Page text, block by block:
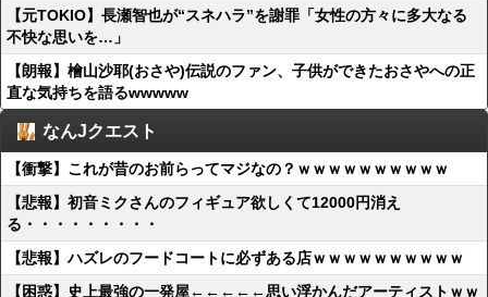
【元TOKIO】長瀬智也が“スネハラ”を謝罪「女性の方々に多大なる
不快な思いを…」
【朗報】檜山沙耶(おさや)伝説のファン、子供ができたおさやへの正
直な気持ちを語るwwwww
なんJクエスト
【衝撃】これが昔のお前らってマジなの？ｗｗｗｗｗｗｗｗｗｗ
【悲報】初音ミクさんのフィギュア欲しくて12000円消え
る・・・・・・・・・
【悲報】ハズレのフードコートに必ずある店ｗｗｗｗｗｗｗｗｗｗ
【困惑】史上最強の一発屋←←←←←思い浮かんだアーティストｗｗ